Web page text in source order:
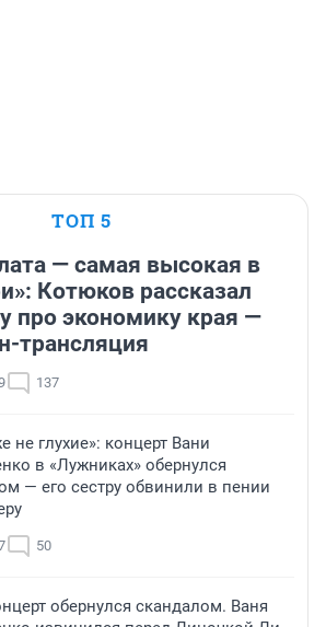
ТОП 5
— самая высокая в
Котюков рассказал
про экономику края —
трансляция
137
не глухие»: концерт Вани
в «Лужниках» обернулся
— его сестру обвинили в пении
50
обернулся скандалом. Ваня